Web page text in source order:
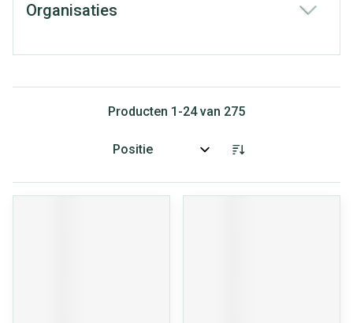
Organisaties
Producten 1 -24van 275
Sorteer op: